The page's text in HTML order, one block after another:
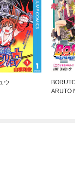
ウ
ARUTO